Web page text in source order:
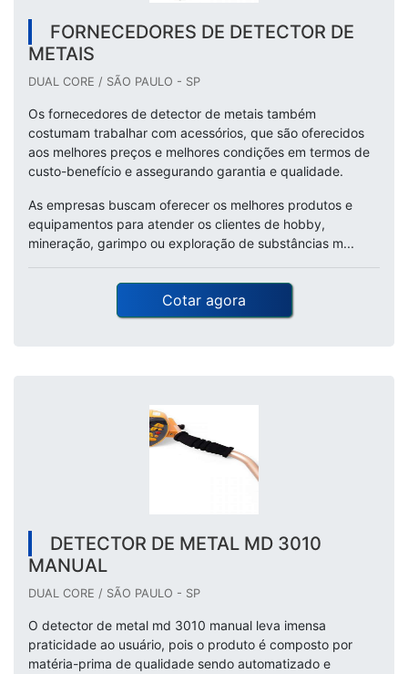
FORNECEDORES DE DETECTOR DE
METAIS
DUAL CORE / SÃO PAULO - SP
Os fornecedores de detector de metais também
costumam trabalhar com acessórios, que são oferecidos
aos melhores preços e melhores condições em termos de
custo-benefício e assegurando garantia e qualidade.
As empresas buscam oferecer os melhores produtos e
equipamentos para atender os clientes de hobby,
mineração, garimpo ou exploração de substâncias m...
Cotar agora
DETECTOR DE METAL MD 3010
MANUAL
DUAL CORE / SÃO PAULO - SP
O detector de metal md 3010 manual leva imensa
praticidade ao usuário, pois o produto é composto por
matéria-prima de qualidade sendo automatizado e